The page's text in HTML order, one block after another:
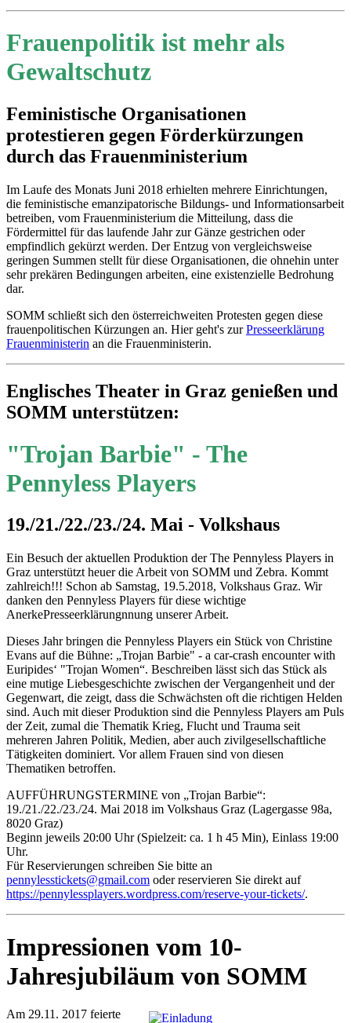
Frauenpolitik ist mehr als
Gewaltschutz
Feministische Organisationen
protestieren gegen Förderkürzungen
durch das Frauenministerium
Im Laufe des Monats Juni 2018 erhielten mehrere Einrichtungen,
die feministische emanzipatorische Bildungs- und Informationsarbeit
betreiben, vom Frauenministerium die Mitteilung, dass die
Fördermittel für das laufende Jahr zur Gänze gestrichen oder
empfindlich gekürzt werden. Der Entzug von vergleichsweise
geringen Summen stellt für diese Organisationen, die ohnehin unter
sehr prekären Bedingungen arbeiten, eine existenzielle Bedrohung
dar.
SOMM schließt sich den österreichweiten Protesten gegen diese
frauenpolitischen Kürzungen an. Hier geht's zurPresseerklärung
Frauenministerin an die Frauenministerin.
Englisches Theater in Graz genießen und
SOMM unterstützen:
"Trojan Barbie" - The
Pennyless Players
19./21./22./23./24. Mai - Volkshaus
Ein Besuch der aktuellen Produktion der The Pennyless Players in
Graz unterstützt heuer die Arbeit von SOMM und Zebra. Kommt
zahlreich!!! Schon ab Samstag, 19.5.2018, Volkshaus Graz. Wir
danken den Pennyless Players für diese wichtige
AnerkePresseerklärungnnung unserer Arbeit.
Dieses Jahr bringen die Pennyless Players ein Stück von Christine
Evans auf die Bühne: „Trojan Barbie" - a car-crash encounter with
Euripides‘ "Trojan Women“. Beschreiben lässt sich das Stück als
eine mutige Liebesgeschichte zwischen der Vergangenheit und der
Gegenwart, die zeigt, dass die Schwächsten oft die richtigen Helden
sind. Auch mit dieser Produktion sind die Pennyless Players am Puls
der Zeit, zumal die Thematik Krieg, Flucht und Trauma seit
mehreren Jahren Politik, Medien, aber auch zivilgesellschaftliche
Tätigkeiten dominiert. Vor allem Frauen sind von diesen
Thematiken betroffen.
AUFFÜHRUNGSTERMINE von „Trojan Barbie“:
19./21./22./23./24. Mai 2018 im Volkshaus Graz (Lagergasse 98a,
8020 Graz)
Beginn jeweils 20:00 Uhr (Spielzeit: ca. 1 h 45 Min), Einlass 19:00
Uhr.
Für Reservierungen schreiben Sie bitte an
pennylesstickets@gmail.com oder reservieren Sie direkt auf
https://pennylessplayers.wordpress.com/reserve-your-tickets/.
Impressionen vom 10-
Jahresjubiläum von SOMM
Am 29.11. 2017 feierte